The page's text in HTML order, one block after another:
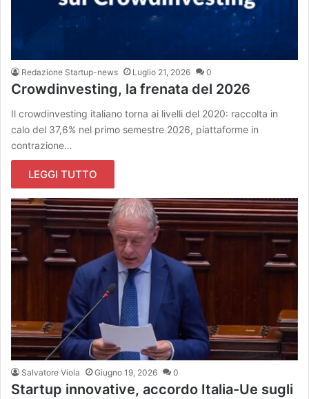
Redazione Startup-news Luglio 21, 2026 0
Crowdinvesting, la frenata del 2026
Il crowdinvesting italiano torna ai livelli del 2020: raccolta in
calo del 37,6% nel primo semestre 2026, piattaforme in
contrazione…
LEGGI TUTTO
Salvatore Viola Giugno 19, 2026 0
Startup innovative, accordo Italia-Ue sugli